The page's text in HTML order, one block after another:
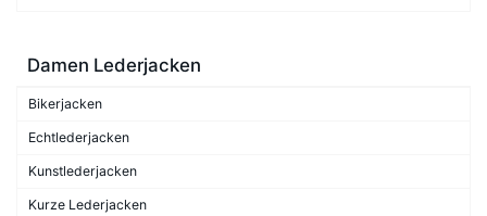
Damen Lederjacken
Bikerjacken
Echtlederjacken
Kunstlederjacken
Kurze Lederjacken